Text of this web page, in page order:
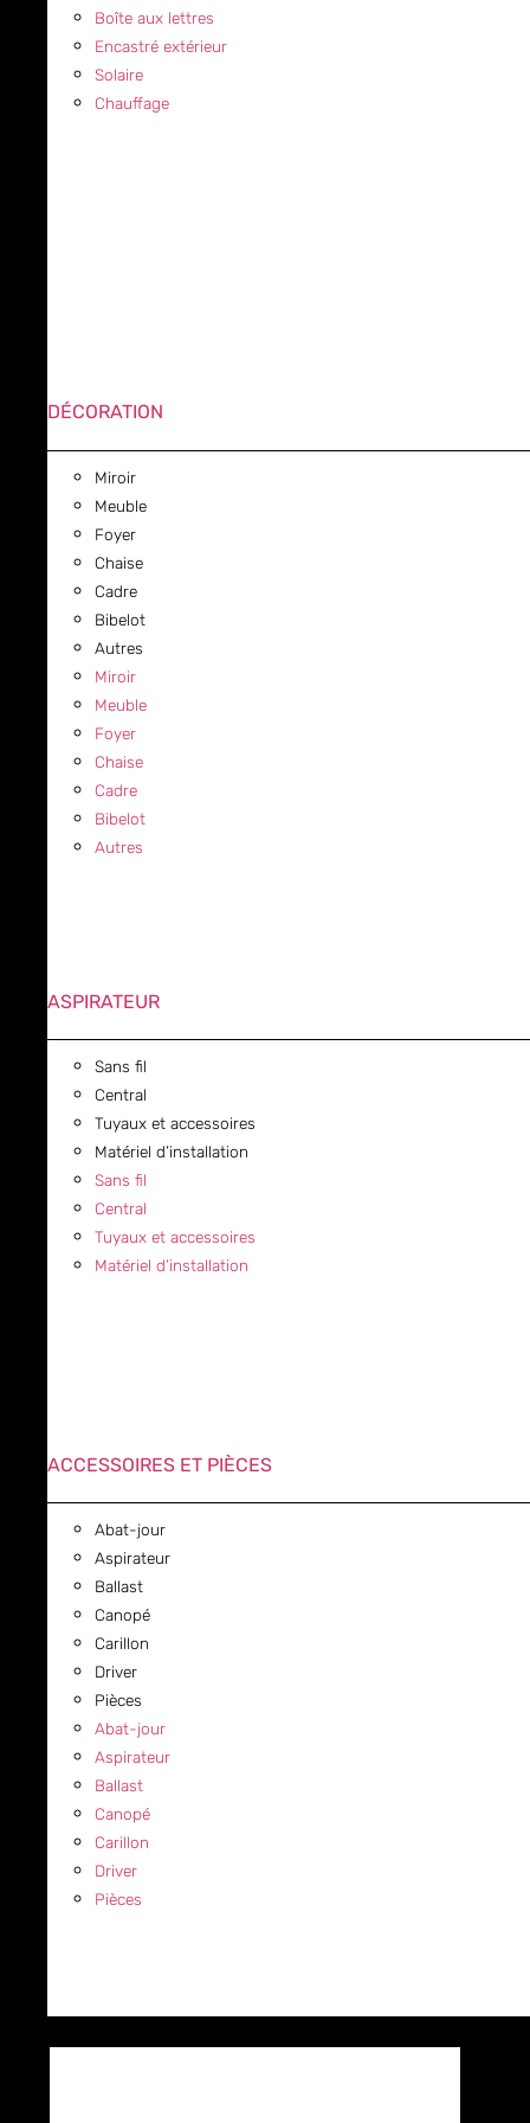
Boîte aux lettres
Encastré extérieur
Solaire
Chauffage
DÉCORATION
Miroir
Meuble
Foyer
Chaise
Cadre
Bibelot
Autres
Miroir
Meuble
Foyer
Chaise
Cadre
Bibelot
Autres
ASPIRATEUR
Sans fil
Central
Tuyaux et accessoires
Matériel d’installation
Sans fil
Central
Tuyaux et accessoires
Matériel d’installation
ACCESSOIRES ET PIÈCES
Abat-jour
Aspirateur
Ballast
Canopé
Carillon
Driver
Pièces
Abat-jour
Aspirateur
Ballast
Canopé
Carillon
Driver
Pièces